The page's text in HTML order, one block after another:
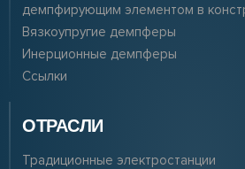
демпфирующим элементом в
Вязкоупругие демпферы
Инерционные демпферы
Ссылки
ОТРАСЛИ
Традиционные электростанции